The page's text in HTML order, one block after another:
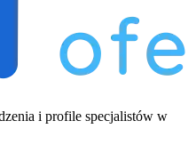
i profile specjalistów w